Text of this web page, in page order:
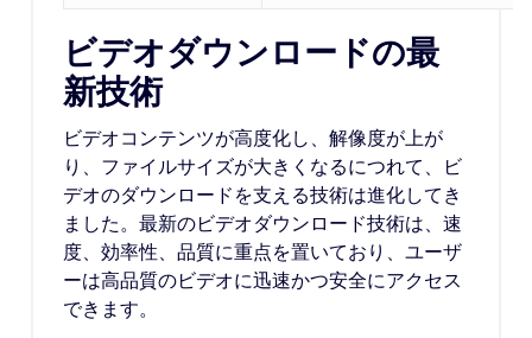
ビデオダウンロードの最
新技術
ビデオコンテンツが高度化し、解像度が上が
り、ファイルサイズが大きくなるにつれて、ビ
デオのダウンロードを支える技術は進化してき
ました。最新のビデオダウンロード技術は、速
度、効率性、品質に重点を置いており、ユーザ
ーは高品質のビデオに迅速かつ安全にアクセス
できます。